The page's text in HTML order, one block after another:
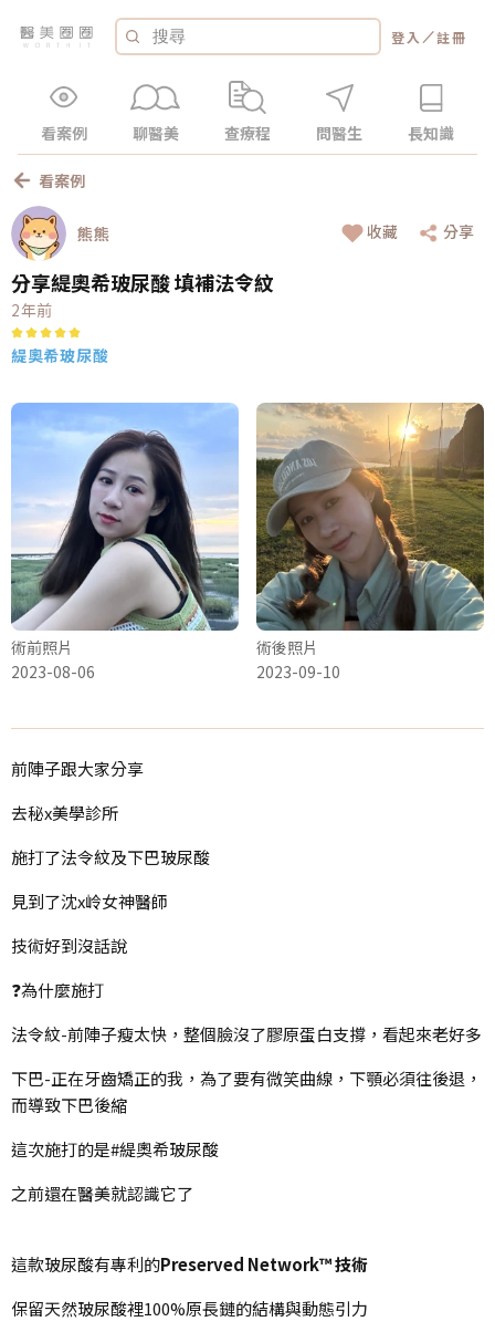
登入 ／註冊
看案例 聊醫美 查療程 問醫生 長知識
看案例
熊熊 收藏 分享
分享緹奧希玻尿酸 填補法令紋
2年前
緹奧希玻尿酸
術前照片
2023-08-06
術後照片
2023-09-10
前陣子跟大家分享
去秘x美學診所
施打了法令紋及下巴玻尿酸
見到了沈x岭女神醫師
技術好到沒話說
❓為什麼施打
法令紋-前陣子瘦太快，整個臉沒了膠原蛋白支撐，看起來老好多
下巴-正在牙齒矯正的我，為了要有微笑曲線，下顎必須往後退，
而導致下巴後縮
這次施打的是#緹奧希玻尿酸
之前還在醫美就認識它了
這款玻尿酸有專利的Preserved Network™ 技術
保留天然玻尿酸裡100%原長鏈的結構與動態引力